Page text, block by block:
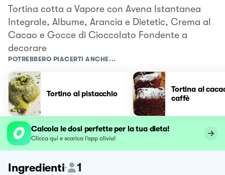
Tortina cotta a Vapore con Avena Istantanea
Integrale, Albume, Arancia e Dietetic, Crema al
Cacao e Gocce di Cioccolato Fondente a
decorare
POTREBBERO PIACERTI ANCHE...
Tortino al pistacchio
Tortina al
caffè
Calcola le dosi perfette per la tua dieta!
Clicca qui e scarica l’app olivia!
Ingredienti 1